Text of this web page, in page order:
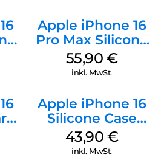
Apple iPhone 16
Pro Max Silicone
Case MagSafe
Stone Gray
55,90 €
inkl. MwSt.
Apple iPhone 16
Silicone Case
MagSafe Plum
43,90 €
inkl. MwSt.